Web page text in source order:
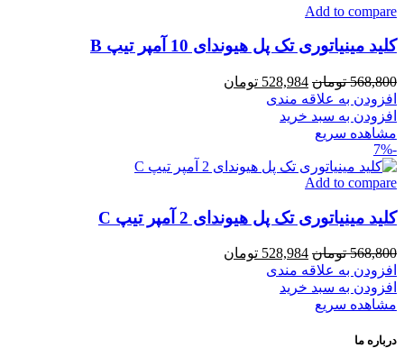
Add to compare
کلید مینیاتوری تک پل هیوندای 10 آمپر تیپ B
568,800 تومان قیمت
اصلی
528,984 تومان
افزودن به علاقه مندی
افزودن به سبد خرید
مشاهده سریع
-7%
Add to compare
کلید مینیاتوری تک پل هیوندای 2 آمپر تیپ C
568,800 تومان قیمت
اصلی
528,984 تومان
افزودن به علاقه مندی
افزودن به سبد خرید
مشاهده سریع
درباره ما